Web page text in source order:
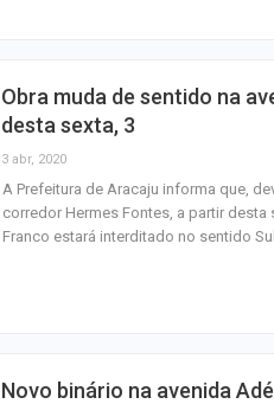
Obra muda de sentido na
desta sexta, 3
3 abr, 2020
A Prefeitura de Aracaju informa que,
corredor Hermes Fontes, a partir
Franco estará interditado no sentido
Novo binário na avenida